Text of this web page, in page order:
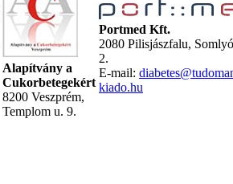
Alapítvány a
Cukorbetegekért
8200 Veszprém,
Templom u. 9.
Portmed Kft.
2080 Pilisjászfalu,
2.
E-mail:
kiado.hu